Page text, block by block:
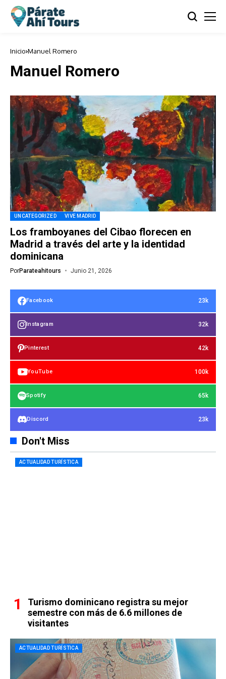
Inicio Manuel Romero
Manuel Romero
UNCATEGORIZED VIVE MADRID
Los framboyanes del Cibao florecen en
Madrid a través del arte y la identidad
dominicana
PorParateahitours Junio 21, 2026
Facebook 23k
Instagram 32k
Pinterest 42k
YouTube 100k
Spotify 65k
Discord 23k
Don't Miss
ACTUALIDAD TURÍSTICA
Turismo dominicano registra su mejor
semestre con más de 6.6 millones de
visitantes
ACTUALIDAD TURÍSTICA